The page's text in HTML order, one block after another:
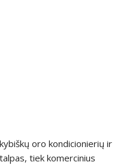
oro kondicionierių ir
tiek komercinius